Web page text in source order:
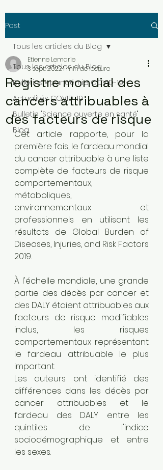
Post
Tous les articles du Blog
Bulletins « pandémie COVID-19 »
Actualités COVID-19
Bulletin "Science ouverte en santé"
Blog
Tous les articles du Blog
Registre mondial des
cancers attribuables à
des facteurs de risque
Etienne Lemarie
3 sept. 20221 min de lecture
Cet article rapporte, pour la
première fois, le fardeau mondial
du cancer attribuable à une liste
complète de facteurs de risque
comportementaux,
métaboliques,
environnementaux et
professionnels en utilisant les
résultats de Global Burden of
Diseases, Injuries, and Risk Factors
2019.
À l'échelle mondiale, une grande
partie des décès par cancer et
des DALY étaient attribuables aux
facteurs de risque modifiables
inclus, les risques
comportementaux représentant
le fardeau attribuable le plus
important.
Les auteurs ont identifié des
différences dans les décès par
cancer attribuables et le
fardeau des DALY entre les
quintiles de l'indice
sociodémographique et entre
les sexes.